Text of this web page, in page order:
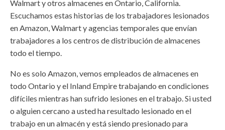
Walmart y otros almacenes en Ontario, California.
Escuchamos estas historias de los trabajadores lesionados
en Amazon, Walmart y agencias temporales que envían
trabajadores a los centros de distribución de almacenes
todo el tiempo.
No es solo Amazon, vemos empleados de almacenes en
todo Ontario y el Inland Empire trabajando en condiciones
difíciles mientras han sufrido lesiones en el trabajo. Si usted
o alguien cercano a usted ha resultado lesionado en el
trabajo en un almacén y está siendo presionado para